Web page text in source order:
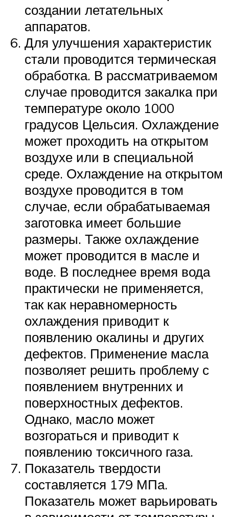
создании летательных
аппаратов.
Для улучшения характеристик
стали проводится термическая
обработка. В рассматриваемом
случае проводится закалка при
температуре около 1000
градусов Цельсия. Охлаждение
может проходить на открытом
воздухе или в специальной
среде. Охлаждение на открытом
воздухе проводится в том
случае, если обрабатываемая
заготовка имеет большие
размеры. Также охлаждение
может проводится в масле и
воде. В последнее время вода
практически не применяется,
так как неравномерность
охлаждения приводит к
появлению окалины и других
дефектов. Применение масла
позволяет решить проблему с
появлением внутренних и
поверхностных дефектов.
Однако, масло может
возгораться и приводит к
появлению токсичного газа.
Показатель твердости
составляется 179 МПа.
Показатель может варьировать